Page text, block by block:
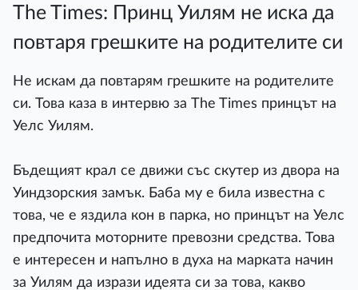
The Times: Принц Уилям не иска да
повтаря грешките на родителите си
Не искам да повтарям грешките на родителите
си. Това каза в интервю за The Times принцът на
Уелс Уилям.
Бъдещият крал се движи със скутер из двора на
Уиндзорския замък. Баба му е била известна с
това, че е яздила кон в парка, но принцът на Уелс
предпочита моторните превозни средства. Това
е интересен и напълно в духа на марката начин
за Уилям да изрази идеята си за това, какво